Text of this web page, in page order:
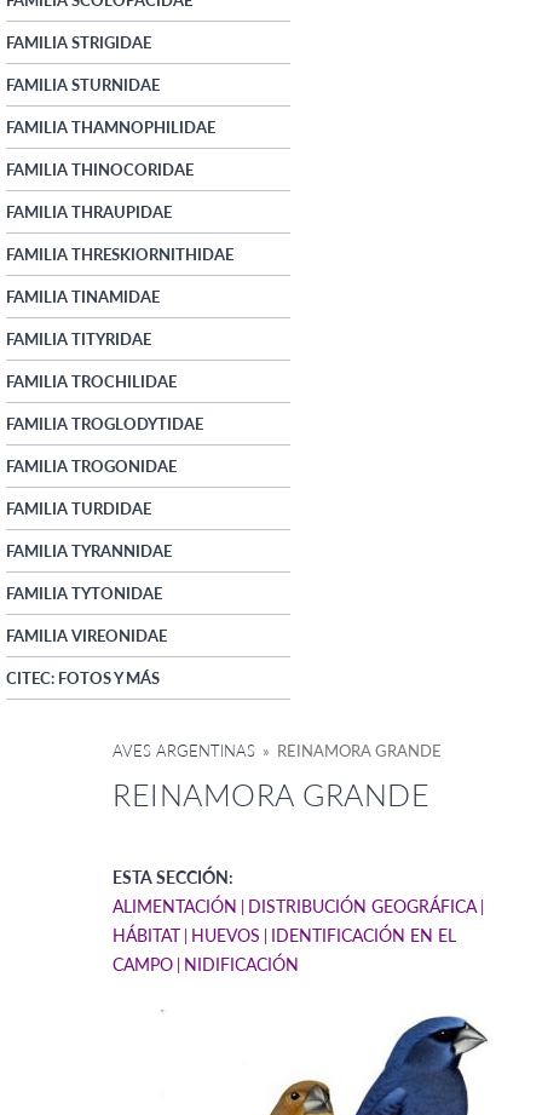
FAMILIA STRIGIDAE
FAMILIA STURNIDAE
FAMILIA THAMNOPHILIDAE
FAMILIA THINOCORIDAE
FAMILIA THRAUPIDAE
FAMILIA THRESKIORNITHIDAE
FAMILIA TINAMIDAE
FAMILIA TITYRIDAE
FAMILIA TROCHILIDAE
FAMILIA TROGLODYTIDAE
FAMILIA TROGONIDAE
FAMILIA TURDIDAE
FAMILIA TYRANNIDAE
FAMILIA TYTONIDAE
FAMILIA VIREONIDAE
CITEC: FOTOS Y MÁS
AVES ARGENTINAS » REINAMORA GRANDE
REINAMORA GRANDE
ESTA SECCIÓN:
ALIMENTACIÓN
DISTRIBUCIÓN GEOGRÁFICA
HÁBITAT HUEVOS
IDENTIFICACIÓN EN EL
CAMPO NIDIFICACIÓN